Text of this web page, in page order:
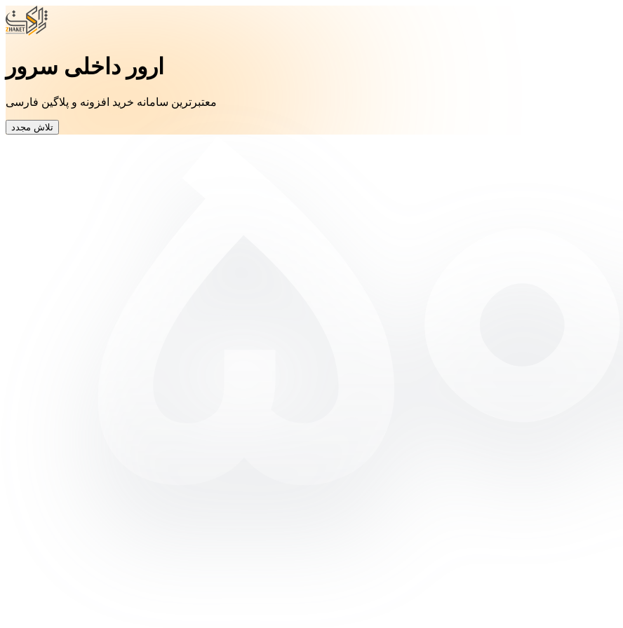
ارور داخلی سرور
معتبرترین سامانه خرید افزونه و پلاگین فارسی
تلاش مجدد